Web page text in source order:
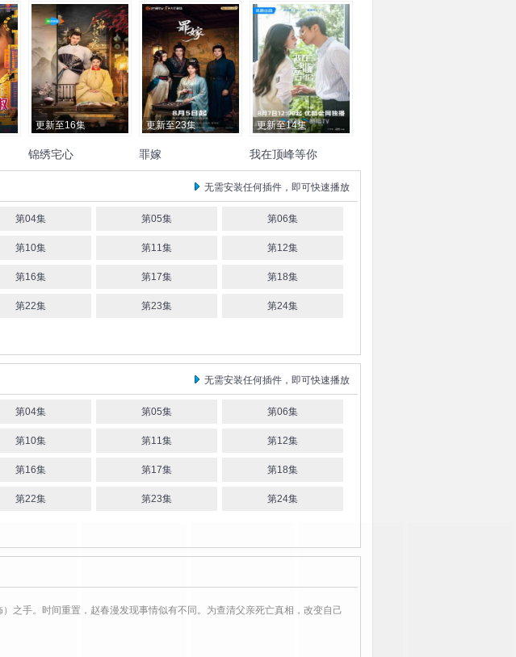
王
更新至16集
锦绣宅心
朱丽岚 秦天宇 穆乐恩 王
更新至23集
罪嫁
方瑾 郭昊钧 邱虹凯 赵慕
李艾瑾 左百韬
王一岚
更新至14集
我在顶峰等你
孙珍妮 陈靖可 葛秋谷 屠
芷莹 吴崇轩 蒯家乐 张樟
侯佳音 吴天琪
施羽 李晔
无需安装任何插件，即可快速播放
第04集 第05集 第06集
第10集 第11集 第12集
第16集 第17集 第18集
第22集 第23集 第24集
无需安装任何插件，即可快速播放
第04集 第05集 第06集
第10集 第11集 第12集
第16集 第17集 第18集
第22集 第23集 第24集
之手。时间重置，赵春漫发现事情似有不同。为查清父亲死亡真相，改变自己